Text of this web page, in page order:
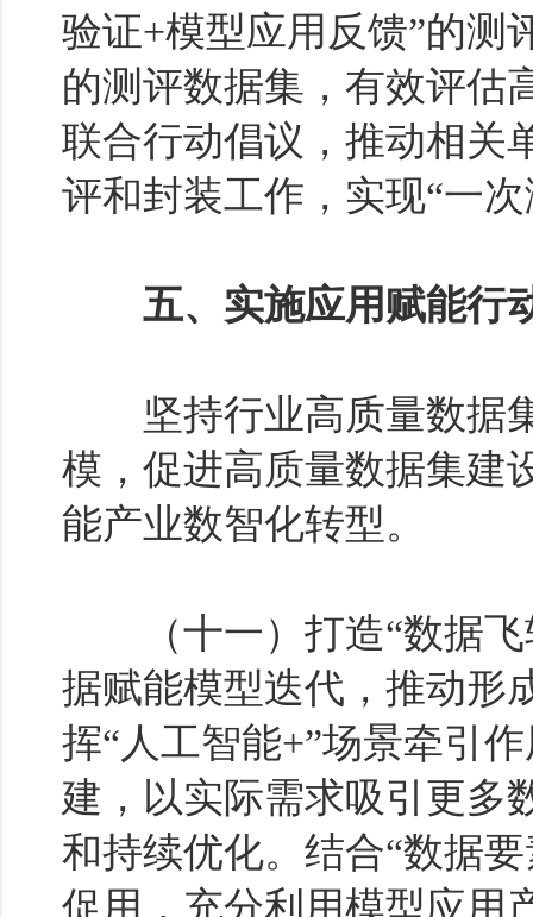
验证+模型应用反馈”的测
的测评数据集，有效评估
联合行动倡议，推动相关
评和封装工作，实现“一
五、实施应用赋能行
坚持行业高质量数据集
模，促进高质量数据集建
能产业数智化转型。
（十一）打造“数据飞
据赋能模型迭代，推动
挥“人工智能+”场景牵引
建，以实际需求吸引更多
和持续优化。结合“数据
促用，充分利用模型应用